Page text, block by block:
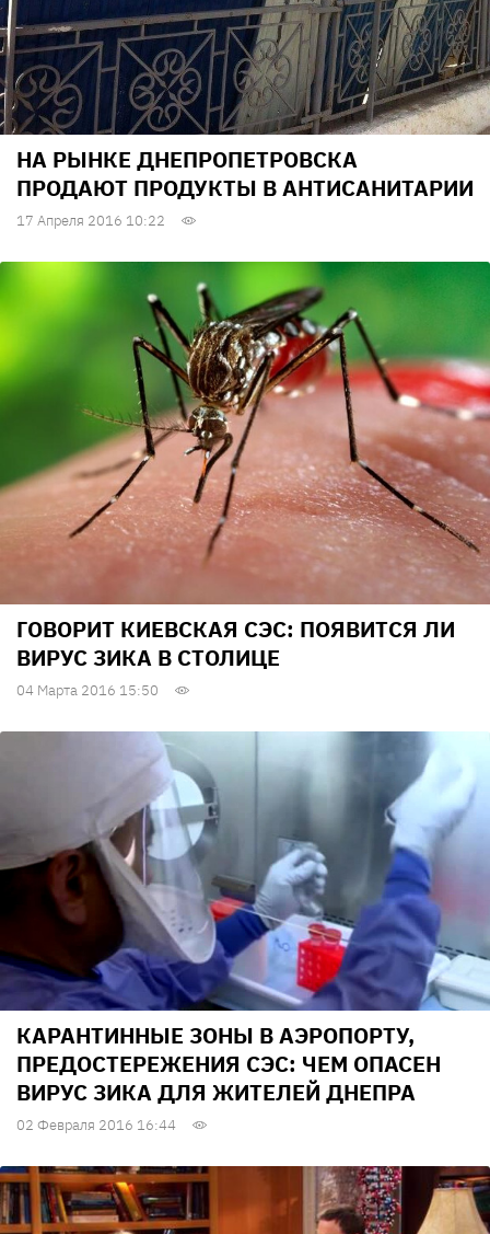
НА РЫНКЕ ДНЕПРОПЕТРОВСКА
ПРОДАЮТ ПРОДУКТЫ В АНТИСАНИТАРИИ
17 Апреля 2016 10:22
ГОВОРИТ КИЕВСКАЯ СЭС: ПОЯВИТСЯ ЛИ
ВИРУС ЗИКА В СТОЛИЦЕ
04 Марта 2016 15:50
КАРАНТИННЫЕ ЗОНЫ В АЭРОПОРТУ,
ПРЕДОСТЕРЕЖЕНИЯ СЭС: ЧЕМ ОПАСЕН
ВИРУС ЗИКА ДЛЯ ЖИТЕЛЕЙ ДНЕПРА
02 Февраля 2016 16:44